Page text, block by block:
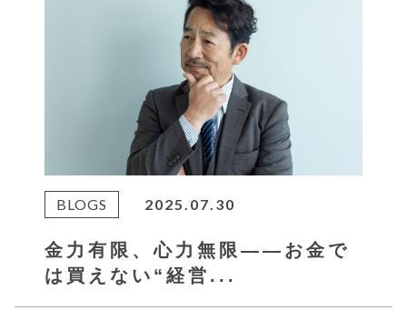
BLOGS 2025.07.30
金力有限、心力無限――お金で
は買えない“経営...